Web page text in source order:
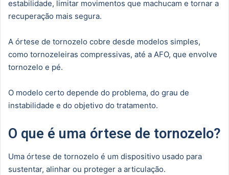
estabilidade, limitar movimentos que machucam e tornar a
recuperação mais segura.
A órtese de tornozelo cobre desde modelos simples,
como tornozeleiras compressivas, até a AFO, que envolve
tornozelo e pé.
O modelo certo depende do problema, do grau de
instabilidade e do objetivo do tratamento.
O que é uma órtese de tornozelo?
Uma órtese de tornozelo é um dispositivo usado para
sustentar, alinhar ou proteger a articulação.